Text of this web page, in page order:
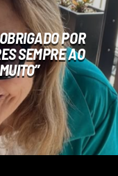
POR
SEMPRE AO